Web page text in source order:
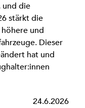
und die
stärkt die
und
Dieser
hat und
24.6.2026